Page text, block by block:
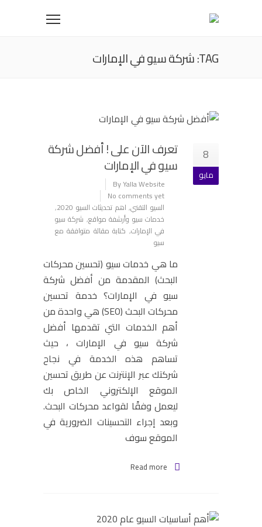
TAG: شركة سيو في الإمارات
8
مايو
تعرف الآن على ! أفضل شركة
سيو في الإمارات
By Yalla Website
No comments yet
السيو التقني, اهم تحديثات السيو 2020
,
خدمات سيو وأرشفة مواقع, شركة سيو
في الإمارات, كتابة مقالة متوافقة مع
سيو
ما هي خدمات سيو (تحسين محركات
البحث) المقدمة من أفضل شركة
سيو في الإمارات؟ خدمة تحسين
محركات البحث (SEO) هي واحدة من
أهم الخدمات التي تقدمها أفضل
شركة سيو في الإمارات ، حيث
تساهم هذه الخدمة في نجاح
شركتك عبر الإنترنت عن طريق تحسين
الموقع الإلكتروني الخاص بك
ليعمل وفقًا لقواعد محركات البحث.
وبعد إجراء التحسينات الضرورية في
الموقع سوف
Read more